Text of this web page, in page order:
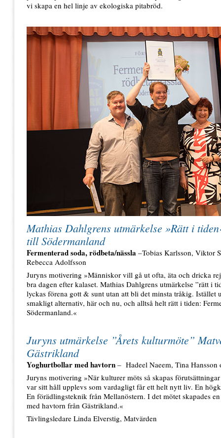
vi skapa en hel linje av ekologiska pitabröd.
Mathias Dahlgrens utmärkelse »Rätt i
till Södermanland
Fermenterad soda, rödbeta/nässla –Tobias Karlsson, Viktor
Rebecca Adolfsson
Juryns motivering »Människor vill gå ut ofta, äta och dricka
bra dagen efter kalaset. Mathias Dahlgrens utmärkelse ”rätt i
lyckas förena gott & sunt utan att bli det minsta tråkig. Istället
smakligt alternativ, här och nu, och alltså helt rätt i tiden:
Södermanland.«
Juryns utmärkelse ”Årets kulturmöte”
Gästrikland
Yoghurtbollar med havtorn – Hadeel Naeem, Tina Hansson
Juryns motivering »När kulturer möts så skapas
var sitt håll upplevs som vardagligt får ett helt nytt liv. En
En förädlingsteknik från Mellanöstern. I det mötet skapades
med havtorn från Gästrikland.«
Tävlingsledare Linda Elverstig, Matvärden